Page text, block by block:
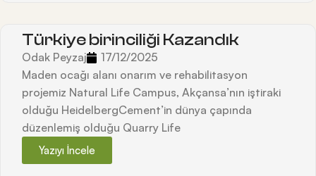
Türkiye birinciliği Kazandık
Odak Peyzaj
17/12/2025
Maden ocağı alanı onarım ve rehabilitasyon
projemiz Natural Life Campus, Akçansa’nın iştiraki
olduğu HeidelbergCement’in dünya çapında
düzenlemiş olduğu Quarry Life
Yazıyı İncele